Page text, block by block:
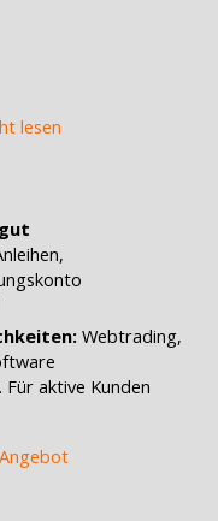
lesen
Webtrading,
Für aktive Kunden